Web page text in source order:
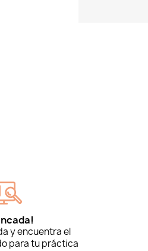
y encuentra el
para tu práctica